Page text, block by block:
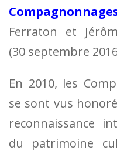
Ferraton et
(30 septembre
En 2010, les
se sont vus
reconnaissance
du patrimoine